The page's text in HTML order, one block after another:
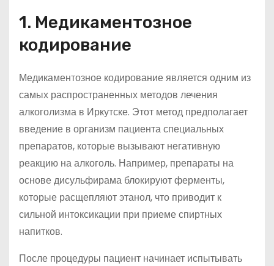
1. Медикаментозное
кодирование
Медикаментозное кодирование является одним из
самых распространенных методов лечения
алкоголизма в Иркутске. Этот метод предполагает
введение в организм пациента специальных
препаратов, которые вызывают негативную
реакцию на алкоголь. Например, препараты на
основе дисульфирама блокируют ферменты,
которые расщепляют этанол, что приводит к
сильной интоксикации при приеме спиртных
напитков.
После процедуры пациент начинает испытывать